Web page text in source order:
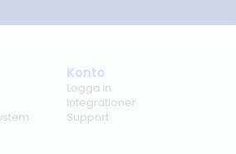
Konto
Logga in
Integrationer
Support